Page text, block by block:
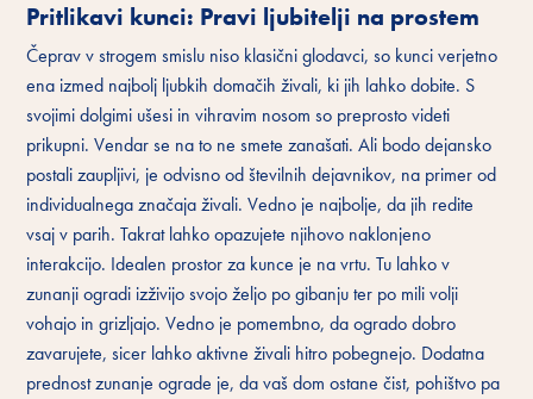
Pritlikavi kunci: Pravi ljubitelji na prostem
Čeprav v strogem smislu niso klasični glodavci, so kunci verjetno
ena izmed najbolj ljubkih domačih živali, ki jih lahko dobite. S
svojimi dolgimi ušesi in vihravim nosom so preprosto videti
prikupni. Vendar se na to ne smete zanašati. Ali bodo dejansko
postali zaupljivi, je odvisno od številnih dejavnikov, na primer od
individualnega značaja živali. Vedno je najbolje, da jih redite
vsaj v parih. Takrat lahko opazujete njihovo naklonjeno
interakcijo. Idealen prostor za kunce je na vrtu. Tu lahko v
zunanji ogradi izživijo svojo željo po gibanju ter po mili volji
vohajo in grizljajo. Vedno je pomembno, da ogrado dobro
zavarujete, sicer lahko aktivne živali hitro pobegnejo. Dodatna
prednost zunanje ograde je, da vaš dom ostane čist, pohištvo pa